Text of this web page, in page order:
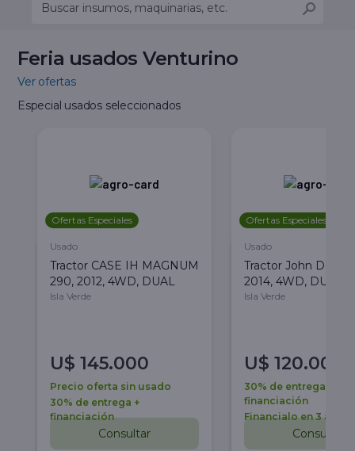
Feria usados Venturino
Ver ofertas
Especial usados seleccionados
Ofertas Especiales
Usado
Tractor CASE IH MAGNUM
290, 2012, 4WD, DUAL
Isla Verde
U$ 145.000
Precio oferta sin usado
30% de entrega +
financiación
Consultar
Ofertas Especiales
Usado
Tractor John Deere
2014, 4WD, DUAL
Isla Verde
U$ 120.000
30% de entrega +
financiación
Financialo en 3 años
Consultar